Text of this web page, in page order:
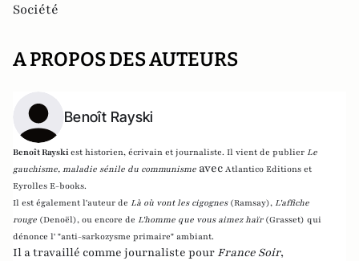
Société
A PROPOS DES AUTEURS
Benoît Rayski
Benoît Rayskiest historien, écrivain et journaliste. Il vient de publier Le
gauchisme, maladie sénile du communisme avec Atlantico Editions et
Eyrolles E-books.
Il est également l'auteur de Là où vont les cigognes (Ramsay), L'affiche
rouge (Denoël), ou encore de L'homme que vous aimez haïr (Grasset) qui
dénonce l' "anti-sarkozysme primaire" ambiant.
Il a travaillé comme journaliste pour France Soir,